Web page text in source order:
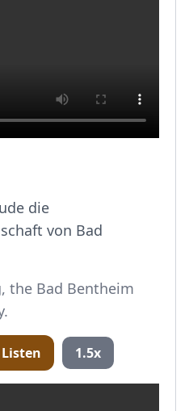
die
von Bad
the Bad Bentheim
Listen 1.5x